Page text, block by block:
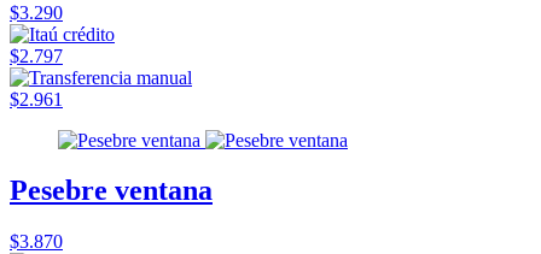
$3.290
$2.797
$2.961
Pesebre ventana
$3.870